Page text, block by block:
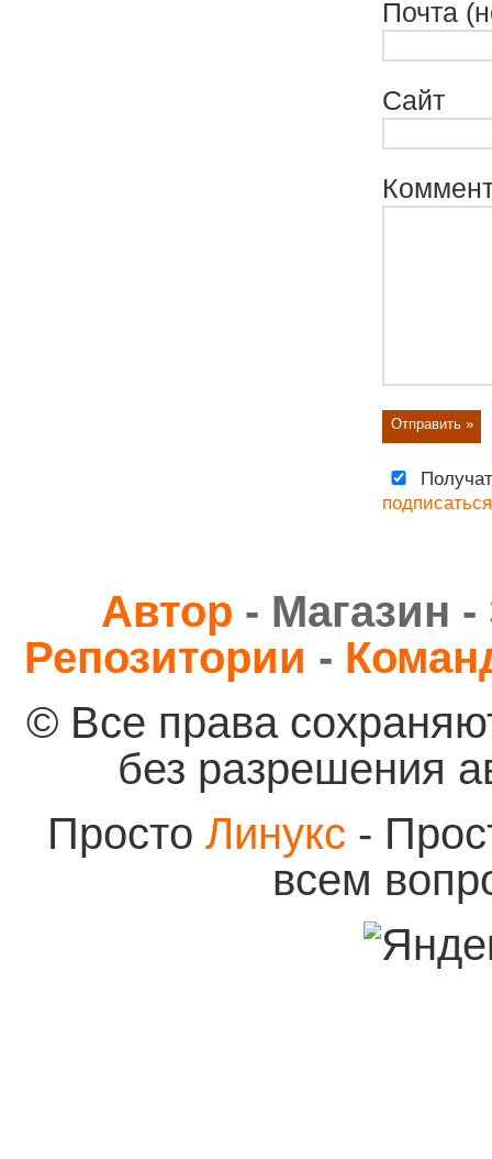
Почта
Сайт
подписаться
Автор - Магазин -
Репозитории -
© Все права
без разрешения
Просто Линукс -
всем